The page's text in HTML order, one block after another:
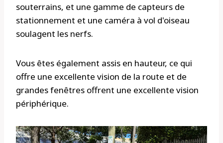
souterrains, et une gamme de capteurs de
stationnement et une caméra à vol d'oiseau
soulagent les nerfs.
Vous êtes également assis en hauteur, ce qui
offre une excellente vision de la route et de
grandes fenêtres offrent une excellente vision
périphérique.